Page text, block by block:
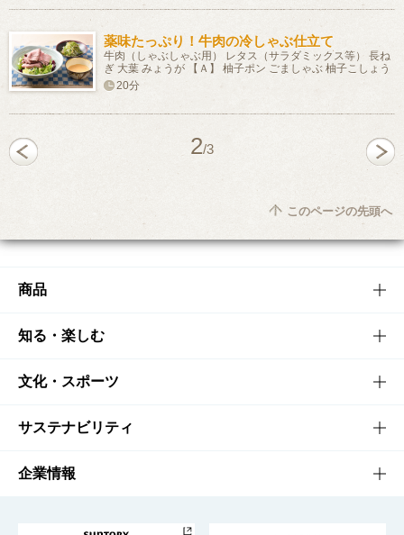
薬味たっぷり！牛肉の冷しゃぶ仕立て
牛肉（しゃぶしゃぶ用） レタス（サラダミックス等） 長ね
ぎ 大葉 みょうが 【Ａ】 柚子ポン ごましゃぶ 柚子こしょう
20分
2/3
このページの先頭へ
商品
商品TOP
商品一覧
商品発売情報
栄養成分一覧
知る・楽しむ
知る・楽しむTOP
キャンペーン
工場見学
文化・スポーツ
文化・スポーツTOP
サントリーホール
サステナビリティ
サステナビリティTOP
企業情報